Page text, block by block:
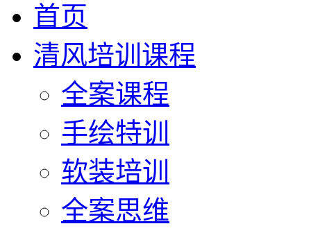
首页
清风培训课程
全案课程
手绘特训
软装培训
全案思维